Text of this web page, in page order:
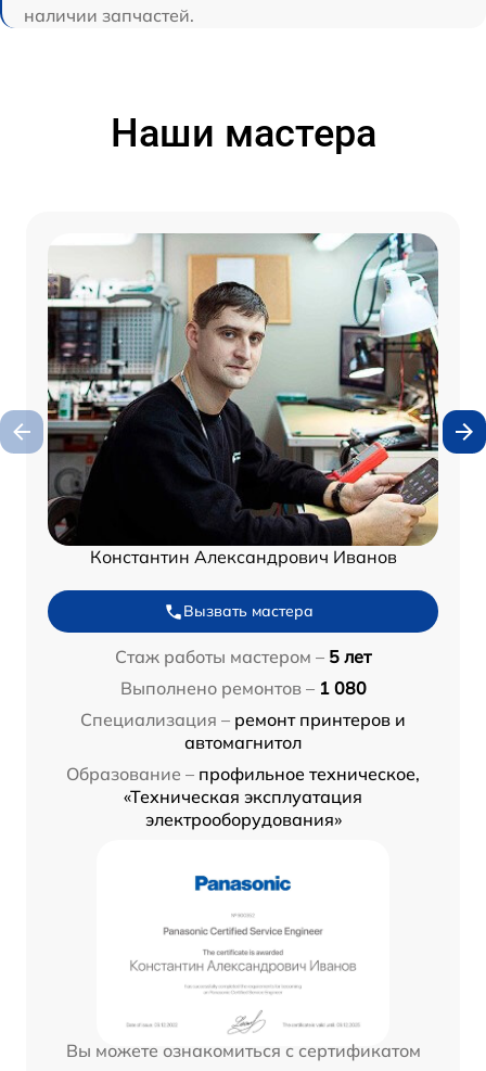
наличии запчастей.
Наши мастера
Константин Александрович Иванов
Вызвать мастера
Стаж работы мастером – 5 лет
Выполнено ремонтов – 1 080
Специализация – ремонт принтеров и
автомагнитол
Образование – профильное техническое,
«Техническая эксплуатация
электрооборудования»
Вы можете ознакомиться с сертификатом